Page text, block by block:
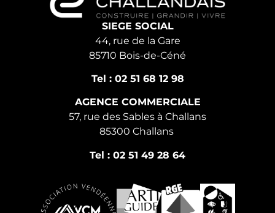
SIEGE SOCIAL
44, rue de la Gare
85710 Bois-de-Céné
Tel : 02 51 68 12 98
AGENCE COMMERCIALE
57, rue des Sables à Challans
85300 Challans
Tel : 02 51 49 28 64